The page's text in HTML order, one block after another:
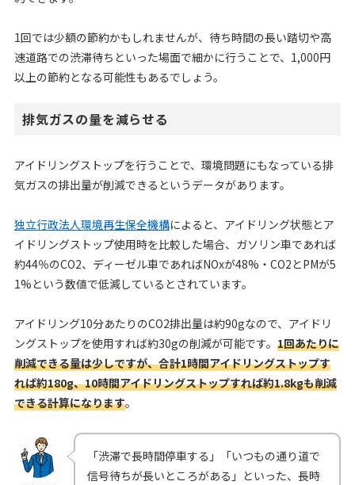
1回では少額の節約かもしれませんが、待ち時間の長い踏切や高
速道路での渋滞待ちといった場面で細かに行うことで、1,000円
以上の節約となる可能性もあるでしょう。
排気ガスの量を減らせる
アイドリングストップを行うことで、環境問題にもなっている排
気ガスの排出量が削減できるというデータがあります。
独立行政法人環境再生保全機構によると、アイドリング状態とア
イドリングストップ使用時を比較した場合、ガソリン車であれば
約44％のCO2、ディーゼル車であればNOxが48%・CO2とPMが5
1%という数値で低減しているとされています。
アイドリング10分あたりのCO2排出量は約90gなので、アイドリ
ングストップを使用すれば約30gの削減が可能です。 1回あたりに
削減できる量は少しですが、合計1時間アイドリングストップす
れば約180g、10時間アイドリングストップすれば約1.8kgも削減
できる計算になります。
「渋滞で長時間停車する」「いつもの通り道で
信号待ちが長いところがある」といった、長時